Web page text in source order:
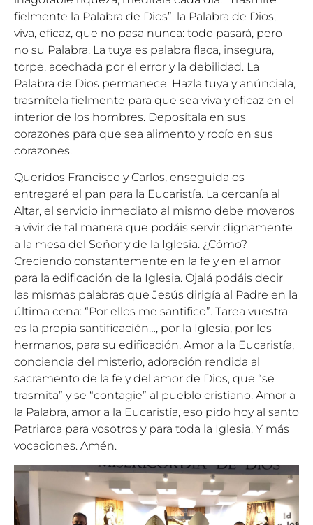
fielmente la Palabra de Dios”: la Palabra de Dios,
viva, eficaz, que no pasa nunca: todo pasará, pero
no su Palabra. La tuya es palabra flaca, insegura,
torpe, acechada por el error y la debilidad. La
Palabra de Dios permanece. Hazla tuya y anúnciala,
trasmítela fielmente para que sea viva y eficaz en el
interior de los hombres. Deposítala en sus
corazones para que sea alimento y rocío en sus
corazones.
Queridos Francisco y Carlos, enseguida os
entregaré el pan para la Eucaristía. La cercanía al
Altar, el servicio inmediato al mismo debe moveros
a vivir de tal manera que podáis servir dignamente
a la mesa del Señor y de la Iglesia. ¿Cómo?
Creciendo constantemente en la fe y en el amor
para la edificación de la Iglesia. Ojalá podáis decir
las mismas palabras que Jesús dirigía al Padre en la
última cena: “Por ellos me santifico”. Tarea vuestra
es la propia santificación…, por la Iglesia, por los
hermanos, para su edificación. Amor a la Eucaristía,
conciencia del misterio, adoración rendida al
sacramento de la fe y del amor de Dios, que “se
trasmita” y se “contagie” al pueblo cristiano. Amor a
la Palabra, amor a la Eucaristía, eso pido hoy al santo
Patriarca para vosotros y para toda la Iglesia. Y más
vocaciones. Amén.